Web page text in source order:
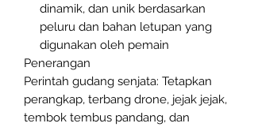
dinamik, dan unik berdasarkan
peluru dan bahan letupan yang
digunakan oleh pemain
Penerangan
Perintah gudang senjata: Tetapkan
perangkap, terbang drone, jejak jejak,
tembok tembus pandang, dan